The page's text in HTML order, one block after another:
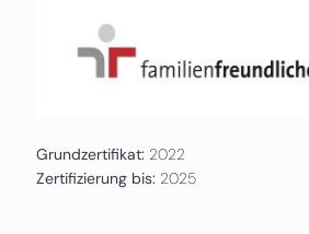
Grundzertifikat: 2022
Zertifizierung bis: 2025